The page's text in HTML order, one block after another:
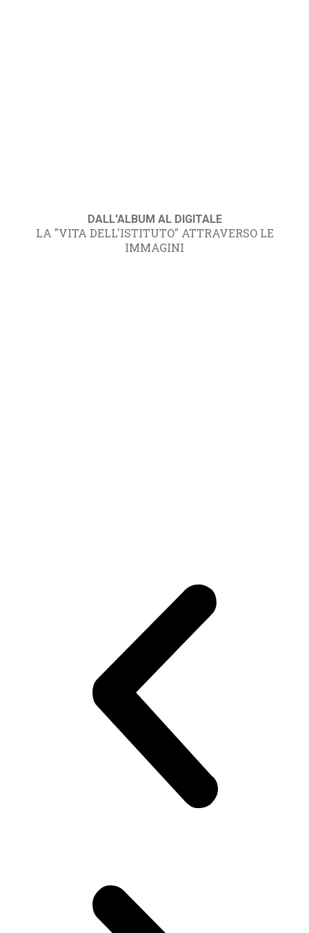
DALL'ALBUM AL DIGITALE
LA "VITA DELL'ISTITUTO" ATTRAVERSO LE
IMMAGINI